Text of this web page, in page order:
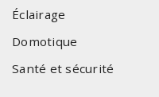
Éclairage
Domotique
Santé et sécurité